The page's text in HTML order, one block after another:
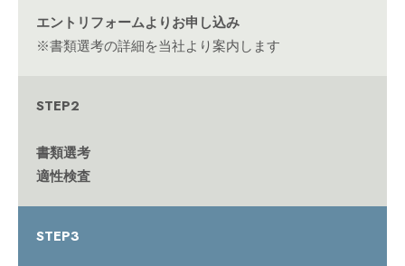
エントリフォームよりお申し込み
※書類選考の詳細を当社より案内します
STEP2
書類選考
適性検査
STEP3